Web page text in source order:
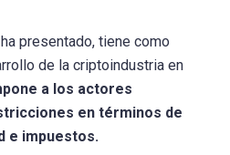
presentado, tiene como
de la criptoindustria en
a los actores
en términos de
e impuestos.